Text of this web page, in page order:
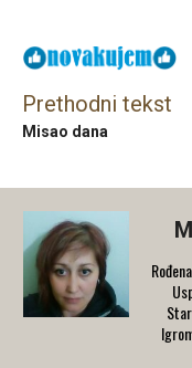
Prethodni tekst
Misao dana